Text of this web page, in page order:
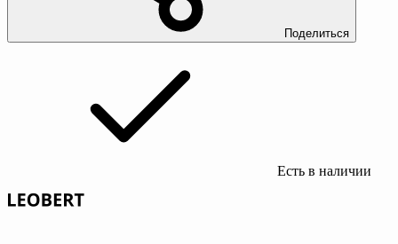
Поделиться
Есть в наличии